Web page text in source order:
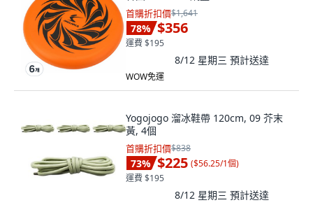
首購折扣價$1,641
78% $356
運費 $195
8/12 星期三 預計送達
WOW免運
Yogojogo 溜冰鞋帶 120cm, 09 芥末
黃, 4個
首購折扣價$838
73% $225 ($56.25/1個)
運費 $195
8/12 星期三 預計送達